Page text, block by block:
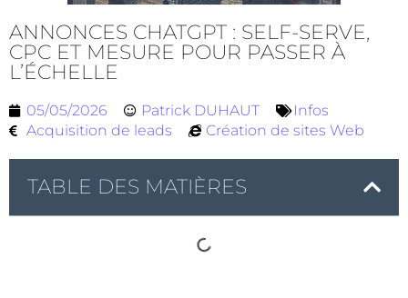
ANNONCES CHATGPT : SELF-SERVE,
CPC ET MESURE POUR PASSER À
L’ÉCHELLE
05/05/2026 Patrick DUHAUT
Infos
Acquisition de leads
Création de sites Web
TABLE DES MATIÈRES